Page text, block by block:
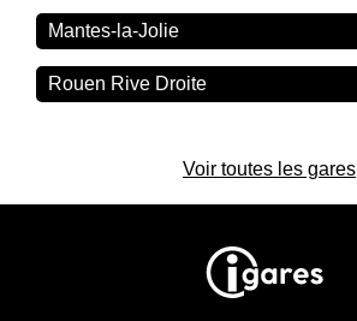
Mantes-la-Jolie
Rouen Rive Droite
Voir toutes les gares